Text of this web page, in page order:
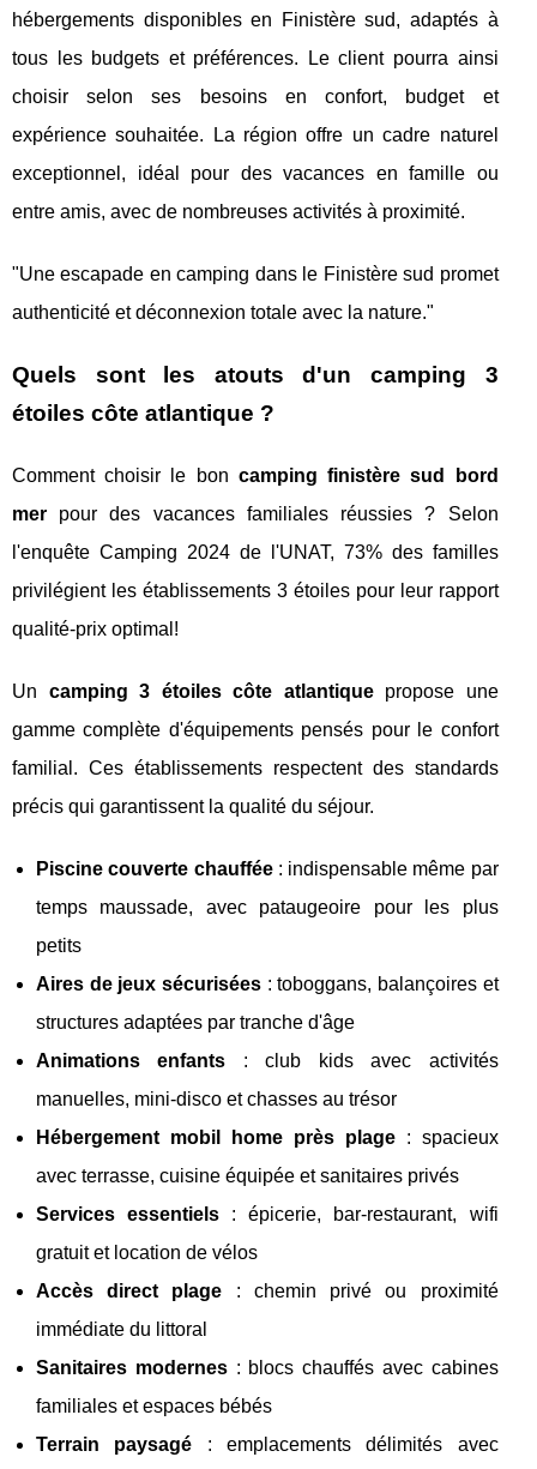
hébergements disponibles en Finistère sud, adaptés à
tous les budgets et préférences. Le client pourra ainsi
choisir selon ses besoins en confort, budget et
expérience souhaitée. La région offre un cadre naturel
exceptionnel, idéal pour des vacances en famille ou
entre amis, avec de nombreuses activités à proximité.
"Une escapade en camping dans le Finistère sud promet
authenticité et déconnexion totale avec la nature."
Quels sont les atouts d'un camping 3
étoiles côte atlantique ?
Comment choisir le bon camping finistère sud bord
mer pour des vacances familiales réussies ? Selon
l'enquête Camping 2024 de l'UNAT, 73% des familles
privilégient les établissements 3 étoiles pour leur rapport
qualité-prix optimal!
Un camping 3 étoiles côte atlantiquepropose une
gamme complète d'équipements pensés pour le confort
familial. Ces établissements respectent des standards
précis qui garantissent la qualité du séjour.
Piscine couverte chauffée: indispensable même par
temps maussade, avec pataugeoire pour les plus
petits
Aires de jeux sécurisées: toboggans, balançoires et
structures adaptées par tranche d'âge
Animations enfants : club kids avec activités
manuelles, mini-disco et chasses au trésor
Hébergement mobil home près plage: spacieux
avec terrasse, cuisine équipée et sanitaires privés
Services essentiels : épicerie, bar-restaurant, wifi
gratuit et location de vélos
Accès direct plage : chemin privé ou proximité
immédiate du littoral
Sanitaires modernes: blocs chauffés avec cabines
familiales et espaces bébés
Terrain paysagé : emplacements délimités avec